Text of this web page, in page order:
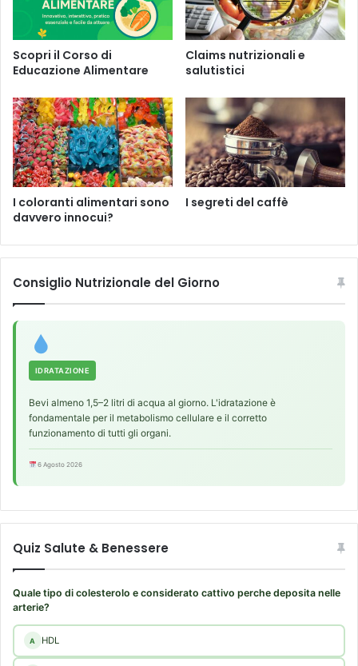
u
g
a
l
a
v
i
t
a
Scopri il Corso di
Educazione Alimentare
Claims nutrizionali e
salutistici
I coloranti alimentari sono
davvero innocui?
I segreti del caffè
Consiglio Nutrizionale del Giorno
IDRATAZIONE
Bevi almeno 1,5–2 litri di acqua al giorno. L'idratazione è
fondamentale per il metabolismo cellulare e il corretto
funzionamento di tutti gli organi.
6 Agosto 2026
Quiz Salute & Benessere
Quale tipo di colesterolo e considerato cattivo perche deposita nelle
arterie?
A HDL